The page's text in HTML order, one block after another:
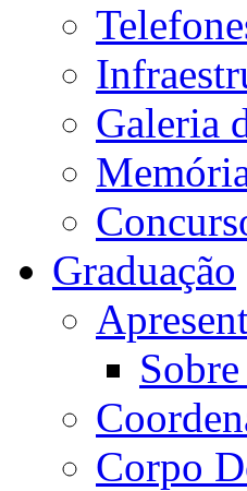
Galeria
Graduação
Corpo